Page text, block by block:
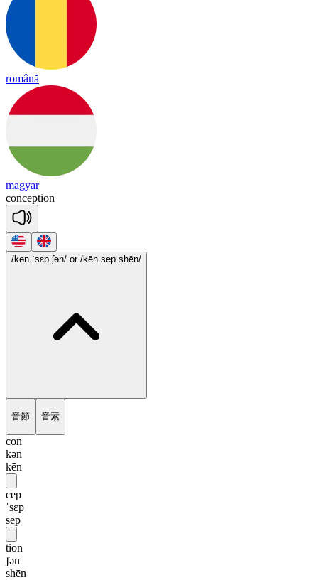
română
magyar
conception
/kən.ˈsɛp.ʃən/ or /kēn.sep.shēn/
音節 音素
con
kən
kēn
cep
ˈsɛp
sep
tion
ʃən
shēn